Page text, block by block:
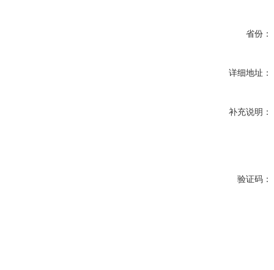
省份：
详细地址：
补充说明：
验证码：